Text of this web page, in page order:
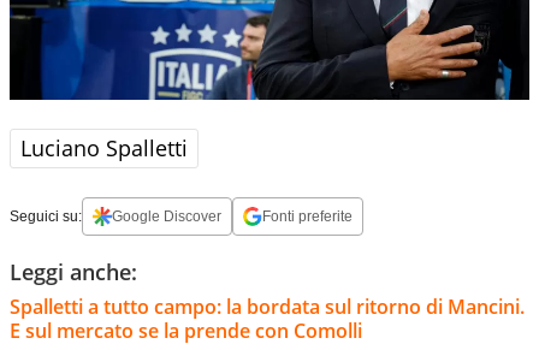
Luciano Spalletti
Seguici su: Google Discover Fonti preferite
Leggi anche:
Spalletti a tutto campo: la bordata sul ritorno di Mancini.
E sul mercato se la prende con Comolli